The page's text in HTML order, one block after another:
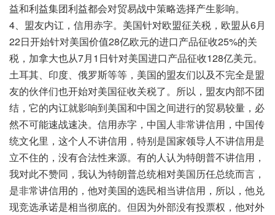
益和利益集团利益都会对贸易战中策略选择产生影响。
4、盟友内讧，信用赤字。美国针对欧盟征关税，欧盟从6月
22日开始针对美国价值28亿欧元的进口产品征收25%的关
税，加拿大也从7月1日针对美国进口产品征收128亿美元。
土耳其、印度、俄罗斯等等，美国的盟友们以及不完全是盟
友的伙伴们也开始对美国征收关税了。所以，盟友内部不团
结，它的内讧就影响到美国和中国之间进行的贸易较量，必
然不可能速战速决。信用赤字，中国人非常讲信用，中国传
统文化里，这个人不讲信用，特别是国家领导人不讲信用是
立不住的，没有合法性来源。有的人认为特朗普不讲信用，
我对此不赞同，我认为特朗普总统相对美国历任总统而言，
是非常讲信用的，他对美国的选民相当讲信用，所以，他兑
现竞选承诺是相当彻底的。但因为外部没有投票权，他对外